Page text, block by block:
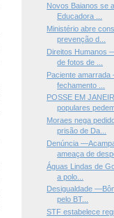
Novos Baianos se
Educadora ...
Ministério abre
prevenção d...
Direitos Humanos
de fotos de ...
Paciente
fechamento ...
POSSE EM
populares
Moraes nega
prisão de Da...
Denúncia
ameaça de
Águas Lindas de
a polo...
Desigualdade
pelo BT...
STF estabelece